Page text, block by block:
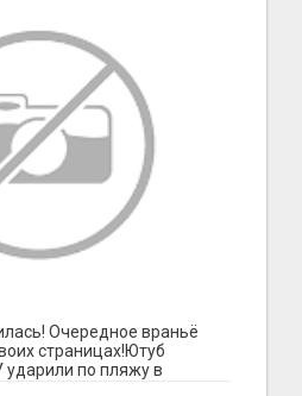
Очередное враньё
страницах!Ютуб
ударили по пляжу в
ж...